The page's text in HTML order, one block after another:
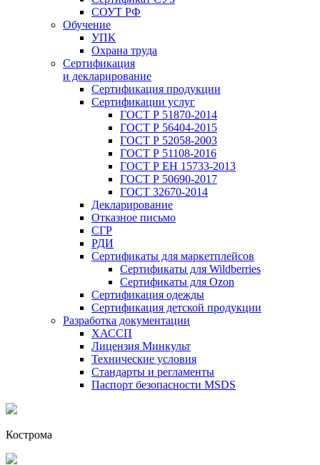
СОУТ РФ
Обучение
УПК
Охрана труда
Сертификация
и декларирование
Сертификация продукции
Сертификации услуг
ГОСТ Р 51870-2014
ГОСТ Р 56404-2015
ГОСТ Р 52058-2003
ГОСТ Р 51108-2016
ГОСТ Р ЕН 15733-2013
ГОСТ Р 50690-2017
ГОСТ 32670-2014
Декларирование
Отказное письмо
СГР
РДИ
Сертификаты для маркетплейсов
Сертификаты для Wildberries
Сертификаты для Ozon
Сертификация одежды
Сертификация детской продукции
Разработка документации
ХАССП
Лицензия Минкульт
Технические условия
Стандарты и регламенты
Паспорт безопасности MSDS
Кострома